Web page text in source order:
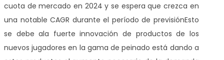
cuota de mercado en 2024 y se espera que crezca en
una notable CAGR durante el período de previsiónEsto
se debe ala fuerte innovación de productos de los
nuevos jugadores en la gama de peinado está dando a